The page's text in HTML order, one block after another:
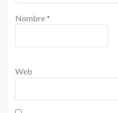
Nombre *
Web